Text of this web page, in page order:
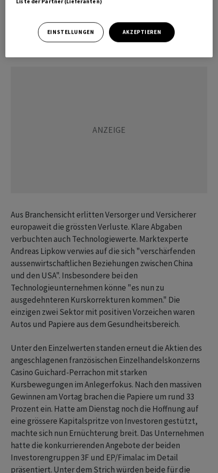
Volkswirte der Helaba. "Darüber hinaus haben Fed-
Vertreter die Türe für eine weitere Straffung bis zum
Aus Branchensicht erlitten Versorger und Versicherer
europaweit die grössten Verluste. Klare Abgaben
verbuchten auch Technologiewerte. Marktexperte
Andreas Lipkow verwies auf die sich "verschärfenden
aussenwirtschaftlichen Beziehungen zwischen China
und den USA". Insbesondere bei den
Technologieunternehmen könne "es nun zu
ausgedehnteren Kurskorrekturen kommen." Die
einzigen zwei Sektor mit positiven Vorzeichen waren
Autos und Papiere aus dem Gesundheitsbereich.
Unter den Einzelwerten standen erneut die Aktien des
angeschlagenen französischen Einzelhandelskonzerns
Casino Guichard-Perrachon mit starken
Kursbewegungen im Anlegerfokus. Nach den massiven
Gewinnen am Vortag brachen die Papiere um rund 33
Prozent ein. Hatte am Dienstag noch die Hoffnung auf
eine grössere Kapitalspritze von Investoren gestützt,
machte sich nun Ernüchterung breit. Das Unternehmen
hatte die konkurrierenden Angebote der beiden
Investorengruppen 3F und EP/Fimalac im Detail
präsentiert. Unter dem Strich würden beide für die
Liste der Partner (Lieferanten)
EINSTELLUNGEN AKZEPTIEREN